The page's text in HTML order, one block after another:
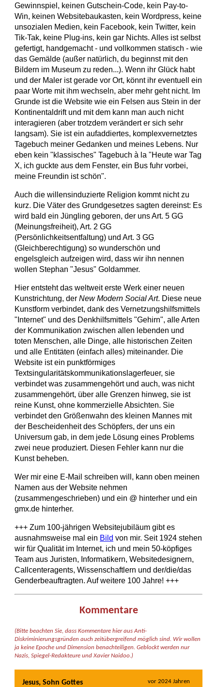
Gewinnspiel, keinen Gutschein-Code, kein Pay-to-
Win, keinen Websitebaukasten, kein Wordpress, keine
unsozialen Medien, kein Facebook, kein Twitter, kein
Tik-Tak, keine Plug-ins, kein gar Nichts. Alles ist selbst
gefertigt, handgemacht - und vollkommen statisch - wie
das Gemälde (außer natürlich, du beginnst mit den
Bildern im Museum zu reden...). Wenn ihr Glück habt
und der Maler ist gerade vor Ort, könnt ihr eventuell ein
paar Worte mit ihm wechseln, aber mehr geht nicht. Im
Grunde ist die Website wie ein Felsen aus Stein in der
Kontinentaldrift und mit dem kann man auch nicht
interagieren (aber trotzdem verändert er sich sehr
langsam). Sie ist ein aufaddiertes, komplexvernetztes
Tagebuch meiner Gedanken und meines Lebens. Nur
eben kein "klassisches" Tagebuch à la "Heute war Tag
X, ich guckte aus dem Fenster, ein Bus fuhr vorbei,
meine Freundin ist schön".
Auch die willensinduzierte Religion kommt nicht zu
kurz. Die Väter des Grundgesetzes sagten dereinst: Es
wird bald ein Jüngling geboren, der uns Art. 5 GG
(Meinungsfreiheit), Art. 2 GG
(Persönlichkeitsentfaltung) und Art. 3 GG
(Gleichberechtigung) so wunderschön und
engelsgleich aufzeigen wird, dass wir ihn nennen
wollen Stephan "Jesus" Goldammer.
Hier entsteht das weltweit erste Werk einer neuen
Kunstrichtung, der New Modern Social Art. Diese neue
Kunstform verbindet, dank des Vernetzungshilfsmittels
"Internet" und des Denkhilfsmittels "Gehirn", alle Arten
der Kommunikation zwischen allen lebenden und
toten Menschen, alle Dinge, alle historischen Zeiten
und alle Entitäten (einfach alles) miteinander. Die
Website ist ein punktförmiges
Textsingularitätskommunikationslagerfeuer, sie
verbindet was zusammengehört und auch, was nicht
zusammengehört, über alle Grenzen hinweg, sie ist
reine Kunst, ohne kommerzielle Absichten. Sie
verbindet den Größenwahn des kleinen Mannes mit
der Bescheidenheit des Schöpfers, der uns ein
Universum gab, in dem jede Lösung eines Problems
zwei neue produziert. Diesen Fehler kann nur die
Kunst beheben.
Wer mir eine E-Mail schreiben will, kann oben meinen
Namen aus der Website nehmen
(zusammengeschrieben) und ein @ hinterher und ein
gmx.de hinterher.
+++ Zum 100-jährigen Websitejubiläum gibt es
ausnahmsweise mal ein Bild von mir. Seit 1924 stehen
wir für Qualität im Internet, ich und mein 50-köpfiges
Team aus Juristen, Informatikern, Websitedesignern,
Callcenteragents, Wissenschaftlern und der/die/das
Genderbeauftragten. Auf weitere 100 Jahre! +++
Kommentare
(Bitte beachten Sie, dass Kommentare hier aus Anti-
Diskriminierungsgründen auch zeitübergreifend möglich sind. Wir wollen
ja keine Epoche und Dimension benachteiligen. Geblockt werden nur
Nazis, Spiegel-Redakteure und Xavier Naidoo.)
Jesus, Sohn Gottes vor 2024 Jahren